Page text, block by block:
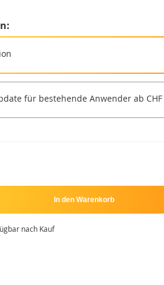
für bestehende Anwender ab CHF
In den Warenkorb
nach Kauf